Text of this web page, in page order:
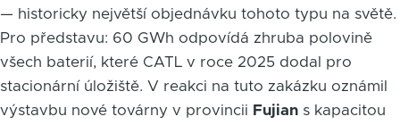
— historicky největší objednávku tohoto typu na světě.
Pro představu: 60 GWh odpovídá zhruba polovině
všech baterií, které CATL v roce 2025 dodal pro
stacionární úložiště. V reakci na tuto zakázku oznámil
výstavbu nové továrny v provincii Fujian s kapacitou